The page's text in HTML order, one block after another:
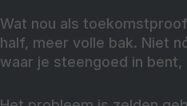
Wat nou als
half, meer volle bak. Niet
waar je steengoed in